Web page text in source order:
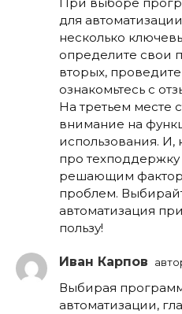
для
несколько
определите свои
вторых,
ознакомьтесь с
На третьем месте
внимание на
использования. И,
про
решающим
проблем.
автоматизация
пользу!
Иван Карпов
Выбирая
автоматизации,